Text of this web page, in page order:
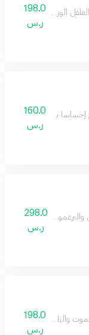
الوردي والورد
198.0
ر.س
بالنظافة160.0
ر.س
والبخور مع العود
298.0
ر.س
والياسمين تنتهي
198.0
ر.س